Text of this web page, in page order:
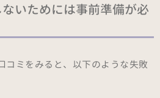
いためには事前準備が必
コミをみると、以下のような失敗